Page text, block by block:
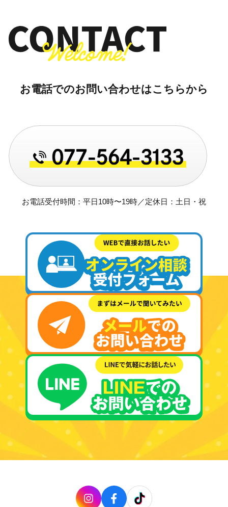
お電話でのお問い合わせはこちらから
お電話受付時間：平日10時〜19時／定休日：土日・祝